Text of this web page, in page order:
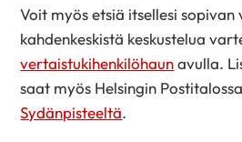
Voit myös etsiä itsellesi
kahdenkeskistä keskustelua
vertaistukihenkilöhaunavulla.
saat myös Helsingin
Sydänpisteeltä.